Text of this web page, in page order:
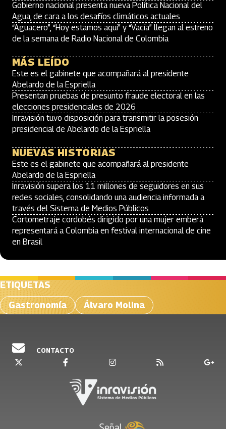
Gobierno nacional presenta nueva Política Nacional del
Agua, de cara a los desafíos climáticos actuales
“Aguacero”, “Hoy estamos aquí” y “Vacía” llegan al estreno
de la semana de Radio Nacional de Colombia
MÁS LEÍDO
Este es el gabinete que acompañará al presidente
Abelardo de la Espriella
Presentan pruebas de presunto fraude electoral en las
elecciones presidenciales de 2026
Inravisión tuvo disposición para transmitir la posesión
presidencial de Abelardo de la Espriella
NUEVAS HISTORIAS
Este es el gabinete que acompañará al presidente
Abelardo de la Espriella
Inravisión supera los 11 millones de seguidores en sus
redes sociales, consolidando una audiencia informada a
través del Sistema de Medios Públicos
Cortometraje cordobés dirigido por una mujer emberá
representará a Colombia en festival internacional de cine
en Brasil
ETIQUETAS
Gastronomía
Álvaro Molina
CONTACTO